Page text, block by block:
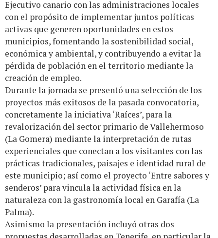
Ejecutivo canario con las administraciones locales
con el propósito de implementar juntos políticas
activas que generen oportunidades en estos
municipios, fomentando la sostenibilidad social,
económica y ambiental, y contribuyendo a evitar la
pérdida de población en el territorio mediante la
creación de empleo.
Durante la jornada se presentó una selección de los
proyectos más exitosos de la pasada convocatoria,
concretamente la iniciativa ‘Raíces’, para la
revalorización del sector primario de Vallehermoso
(La Gomera) mediante la interpretación de rutas
experienciales que conectan a los visitantes con las
prácticas tradicionales, paisajes e identidad rural de
este municipio; así como el proyecto ‘Entre sabores y
senderos’ para vincula la actividad física en la
naturaleza con la gastronomía local en Garafía (La
Palma).
Asimismo la presentación incluyó otras dos